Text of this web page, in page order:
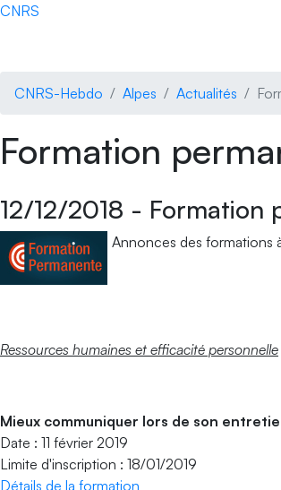
Accédez directement au contenu de la page
CNRS
CNRS-Hebdo Alpes Actualités
Formation
12/12/2018 - Formation
Annonces des formations
Ressources humaines et efficacité personnelle
Mieux communiquer lors de son
Date : 11 février 2019
Limite d'inscription : 18/01/2019
Détails de la formation